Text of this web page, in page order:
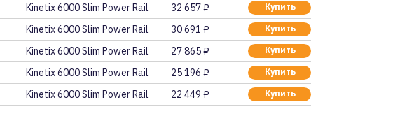
Kinetix 6000 Slim Power Rail 32 657 ₽ Купить
Kinetix 6000 Slim Power Rail 30 691 ₽ Купить
Kinetix 6000 Slim Power Rail 27 865 ₽ Купить
Kinetix 6000 Slim Power Rail 25 196 ₽ Купить
Kinetix 6000 Slim Power Rail 22 449 ₽ Купить